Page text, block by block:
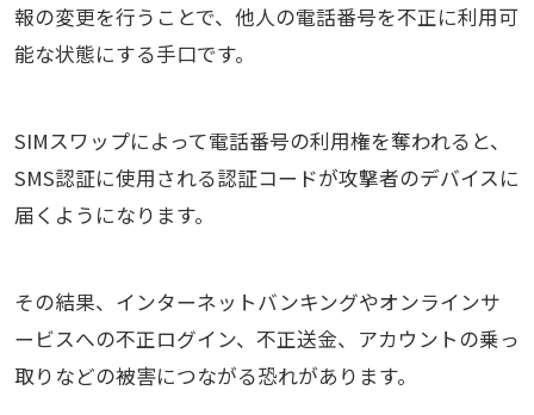
報の変更を行うことで、他人の電話番号を不正に利用可
能な状態にする手口です。
SIMスワップによって電話番号の利用権を奪われると、
SMS認証に使用される認証コードが攻撃者のデバイスに
届くようになります。
その結果、インターネットバンキングやオンラインサ
ービスへの不正ログイン、不正送金、アカウントの乗っ
取りなどの被害につながる恐れがあります。